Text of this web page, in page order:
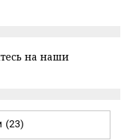
на наши
(23)